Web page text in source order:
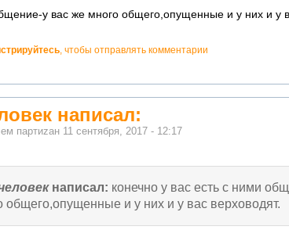
у вас же много общего,опущенные и у них и у
, чтобы отправлять комментарии
написал:
партиzан 11 сентября, 2017 - 12:17
написал: конечно у вас есть с ними
общего,опущенные и у них и у вас верховодят.